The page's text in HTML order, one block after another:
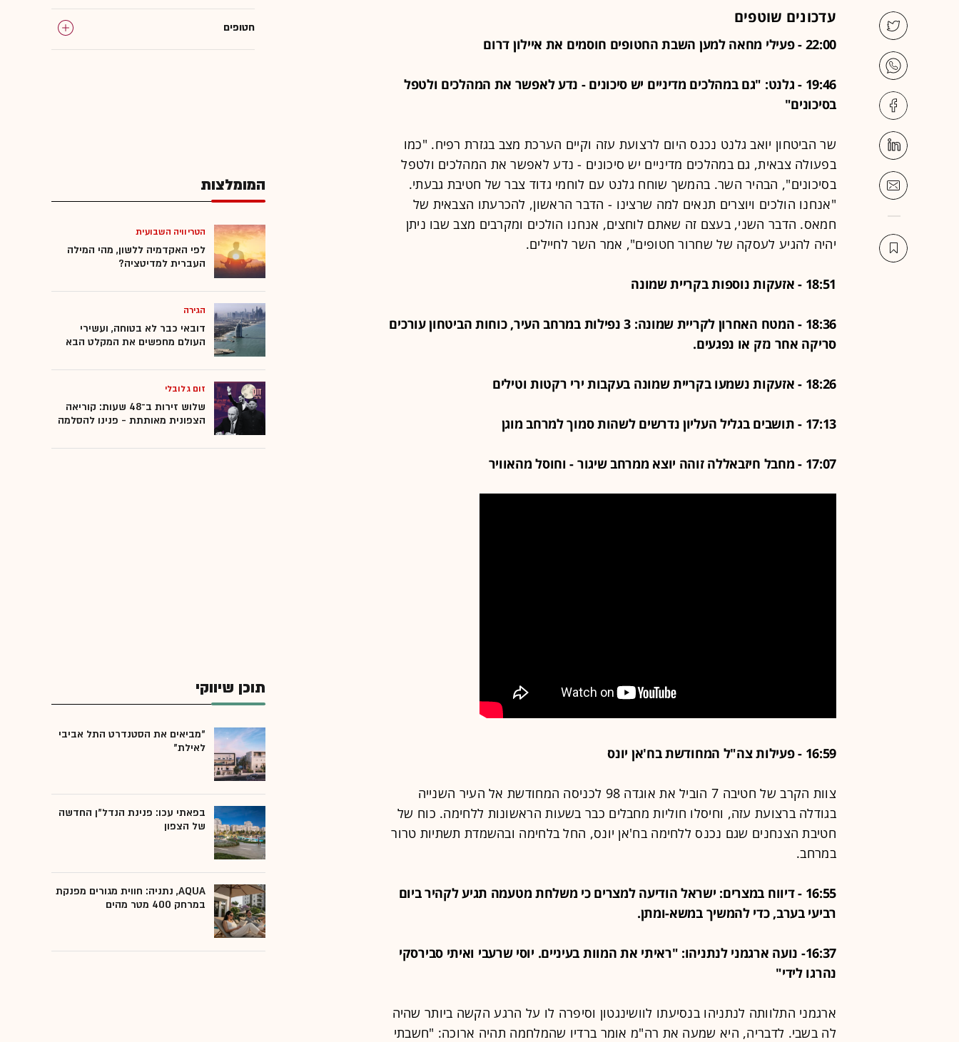
עדכונים שוטפים
22:00 - פעילי מחאה למען השבת החטופים חוסמים את איילון דרום
19:46 - גלנט: "גם במהלכים מדיניים יש סיכונים - נדע לאפשר את המהלכים ולטפל
בסיכונים"
שר הביטחון יואב גלנט נכנס היום לרצועת עזה וקיים הערכת מצב בגזרת רפיח. "כמו
בפעולה צבאית, גם במהלכים מדיניים יש סיכונים - נדע לאפשר את המהלכים ולטפל
בסיכונים", הבהיר השר. בהמשך שוחח גלנט עם לוחמי גדוד צבר של חטיבת גבעתי.
"אנחנו הולכים ויוצרים תנאים למה שרצינו - הדבר הראשון, להכרעתו הצבאית של
חמאס. הדבר השני, בעצם זה שאתם לוחצים, אנחנו הולכים ומקרבים מצב שבו ניתן
יהיה להגיע לעסקה של שחרור חטופים", אמר השר לחיילים.
18:51 - אזעקות נוספות בקריית שמונה
18:36 - המטח האחרון לקריית שמונה: 3 נפילות במרחב העיר, כוחות הביטחון עורכים
סריקה אחר נזק או נפגעים.
18:26 - אזעקות נשמעו בקריית שמונה בעקבות ירי רקטות וטילים
17:13 - תושבים בגליל העליון נדרשים לשהות סמוך למרחב מוגן
17:07 - מחבל חיזבאללה זוהה יוצא ממרחב שיגור - וחוסל מהאוויר
16:59 - פעילות צה"ל המחודשת בח'אן יונס
צוות הקרב של חטיבה 7 הוביל את אוגדה 98 לכניסה המחודשת אל העיר השנייה
בגודלה ברצועת עזה, וחיסלו חוליות מחבלים כבר בשעות הראשונות ללחימה. כוח של
חטיבת הצנחנים שגם נכנס ללחימה בח'אן יונס, החל בלחימה ובהשמדת תשתיות טרור
במרחב.
16:55 - דיווח במצרים: ישראל הודיעה למצרים כי משלחת מטעמה תגיע לקהיר ביום
רביעי בערב, כדי להמשיך במשא-ומתן.
16:37- נועה ארגמני לנתניהו: "ראיתי את המוות בעיניים. יוסי שרעבי ואיתי סבירסקי
נהרגו לידי"
ארגמני התלוותה לנתניהו בנסיעתו לוושינגטון וסיפרה לו על הרגע הקשה ביותר שהיה
לה בשבי. לדבריה, היא שמעה את רה"מ אומר ברדיו שהמלחמה תהיה ארוכה: "חשבתי
חטופים
המומלצות
הטריוויה השבועית
לפי האקדמיה ללשון, מהי המילה
העברית למדיטציה?
הגירה
דובאי כבר לא בטוחה, ועשירי
העולם מחפשים את המקלט הבא
זום גלובלי
שלוש זירות ב־48 שעות: קוריאה
הצפונית מאותתת - פנינו להסלמה
תוכן שיווקי
"מביאים את הסטנדרט התל אביבי
לאילת"
בפאתי עכו: פנינת הנדל"ן החדשה
של הצפון
AQUA, נתניה: חווית מגורים מפנקת
במרחק 400 מטר מהים